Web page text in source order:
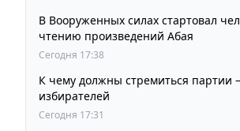
В Вооруженных силах стартовал
чтению произведений Абая
Сегодня 17:38
К чему должны стремиться партии
избирателей
Сегодня 17:31